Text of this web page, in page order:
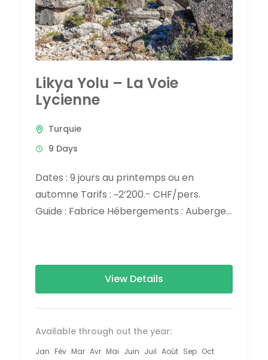
Likya Yolu – La Voie
Lycienne
Turquie
9 Days
Dates : 9 jours au printemps ou en
automne Tarifs : ~2’200.- CHF/pers.
Guide : Fabrice Hébergements : Auberges
particulière, mais étapes parfois
View Details
Available through out the year:
Jan Fév Mar Avr Mai Juin Juil Août Sep Oct